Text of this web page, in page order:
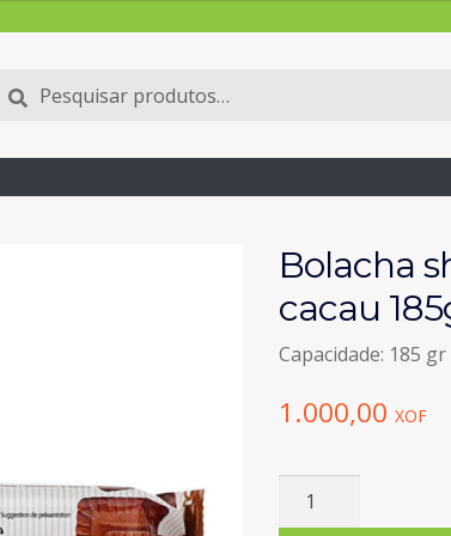
Pesquisar
por:
Pesquisa
Bolacha
cacau
Capacidade: 185 gr
1.000,00 XOF
Quantidade